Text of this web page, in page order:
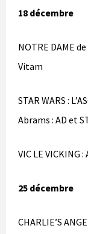
18 décembre
NOTRE DAME
Vitam
STAR WARS :
Abrams : AD et
VIC LE VICKING :
25 décembre
CHARLIE’S